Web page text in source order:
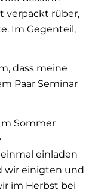
verpackt rüber,
Im Gegenteil,
dass meine
Paar Seminar
Sommer
einladen
wir einigten und
im Herbst bei